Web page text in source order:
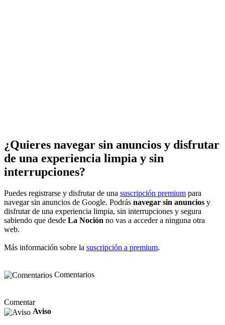
¿Quieres navegar sin anuncios y disfrutar
de una experiencia limpia y sin
interrupciones?
Puedes registrarse y disfrutar de una suscripción premium para
navegar sin anuncios de Google. Podrás navegar sin anuncios y
disfrutar de una experiencia limpia, sin interrupciones y segura
sabiendo que desde La Noción no vas a acceder a ninguna otra
web.
Más información sobre la suscripción a premium.
Comentarios
Comentar
Aviso